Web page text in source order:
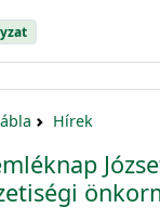
Hírek